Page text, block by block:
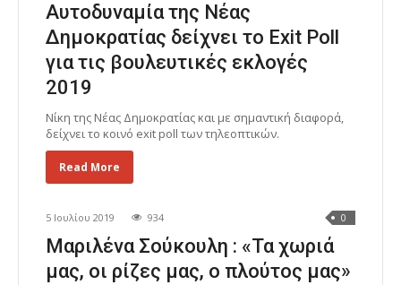
Αυτοδυναμία της Νέας
Δημοκρατίας δείχνει το Exit Poll
για τις βουλευτικές εκλογές
2019
Νίκη της Νέας Δημοκρατίας και με σημαντική διαφορά,
δείχνει το κοινό exit poll των τηλεοπτικών.
Read More
5 Ιουλίου 2019 934 0
Μαριλένα Σούκουλη : «Τα χωριά
μας, οι ρίζες μας, ο πλούτος μας»